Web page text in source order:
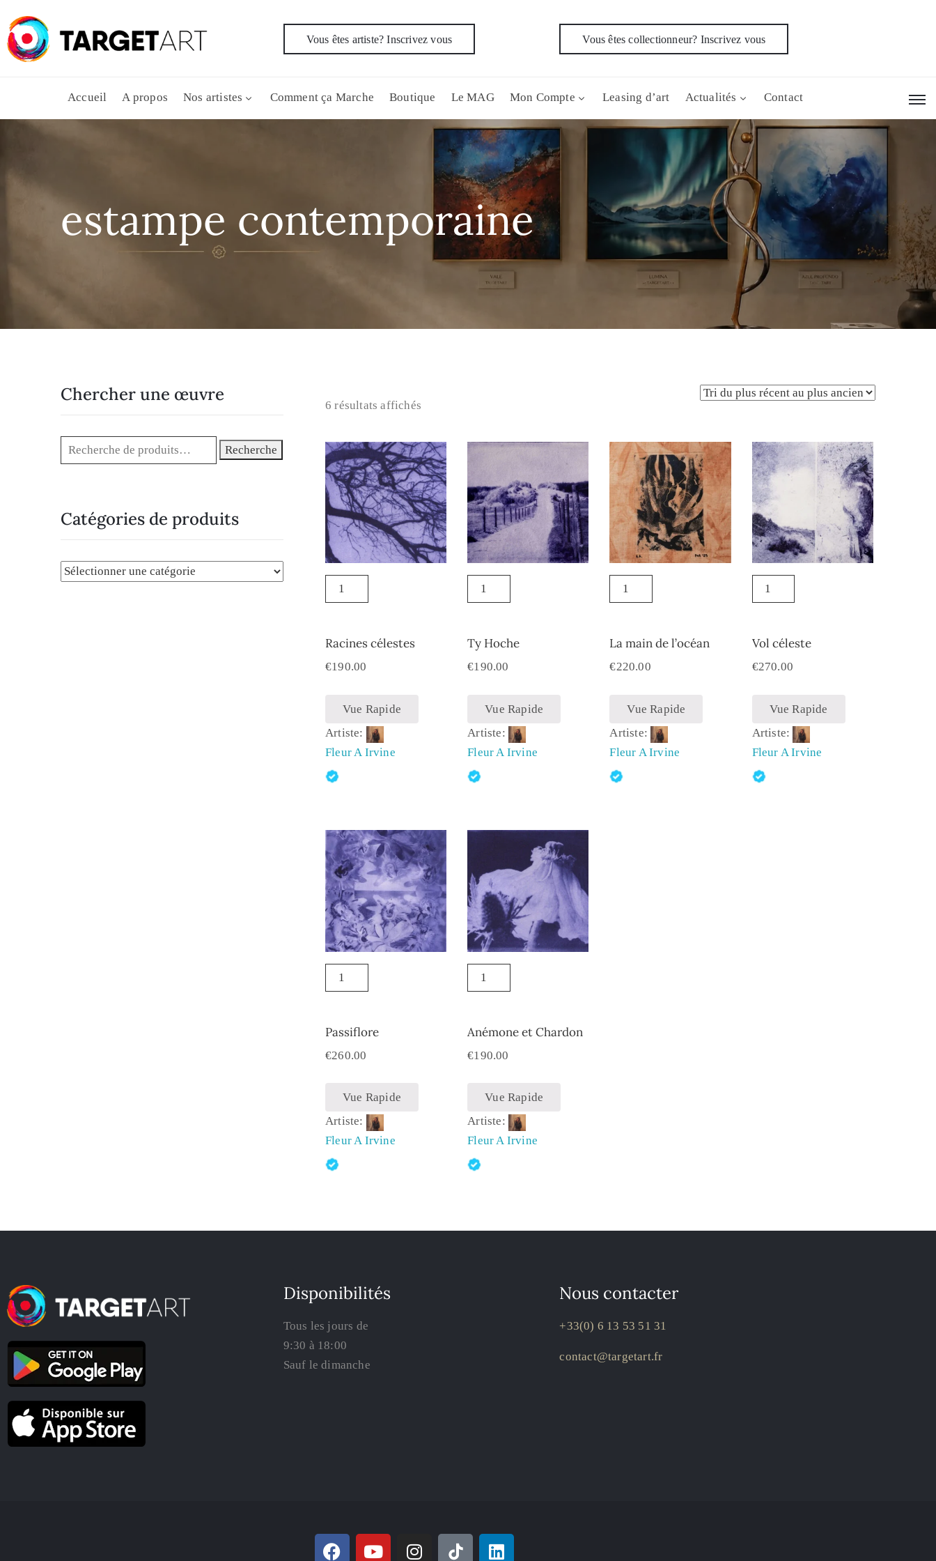
Vous êtes artiste? Inscrivez vous Vous êtes collectionneur? Inscrivez vous
Accueil A propos Nos artistes Comment ça Marche Boutique Le MAG Mon Compte Leasing d’art Actualités Contact
estampe contemporaine
6 résultats affichés
Racines célestes
€190.00
Vue Rapide
Artiste:
Fleur A Irvine
Ty Hoche
€190.00
Vue Rapide
Artiste:
Fleur A Irvine
La main de l’océan
€220.00
Vue Rapide
Artiste:
Fleur A Irvine
Vol céleste
€270.00
Vue Rapide
Artiste:
Fleur A Irvine
Passiflore
€260.00
Vue Rapide
Artiste:
Fleur A Irvine
Anémone et Chardon
€190.00
Vue Rapide
Artiste:
Fleur A Irvine
Chercher une œuvre
Recherche
Catégories de produits
Disponibilités
Tous les jours de
9:30 à 18:00
Sauf le dimanche
Nous contacter
+33(0) 6 13 53 51 31
contact@targetart.fr